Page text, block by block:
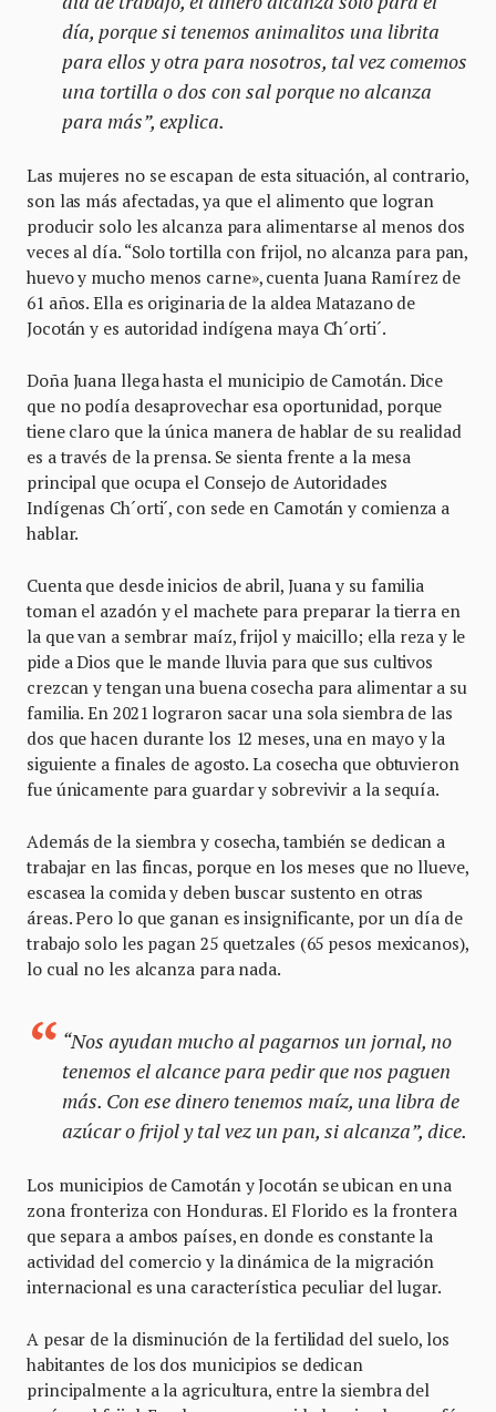
día, porque si tenemos animalitos una librita
para ellos y otra para nosotros, tal vez comemos
una tortilla o dos con sal porque no alcanza
para más”, explica.
Las mujeres no se escapan de esta situación, al contrario,
son las más afectadas, ya que el alimento que logran
producir solo les alcanza para alimentarse al menos dos
veces al día. “Solo tortilla con frijol, no alcanza para pan,
huevo y mucho menos carne», cuenta Juana Ramírez de
61 años. Ella es originaria de la aldea Matazano de
Jocotán y es autoridad indígena maya Ch´orti´.
Doña Juana llega hasta el municipio de Camotán. Dice
que no podía desaprovechar esa oportunidad, porque
tiene claro que la única manera de hablar de su realidad
es a través de la prensa. Se sienta frente a la mesa
principal que ocupa el Consejo de Autoridades
Indígenas Ch´orti´, con sede en Camotán y comienza a
hablar.
Cuenta que desde inicios de abril, Juana y su familia
toman el azadón y el machete para preparar la tierra en
la que van a sembrar maíz, frijol y maicillo; ella reza y le
pide a Dios que le mande lluvia para que sus cultivos
crezcan y tengan una buena cosecha para alimentar a su
familia. En 2021 lograron sacar una sola siembra de las
dos que hacen durante los 12 meses, una en mayo y la
siguiente a finales de agosto. La cosecha que obtuvieron
fue únicamente para guardar y sobrevivir a la sequía.
Además de la siembra y cosecha, también se dedican a
trabajar en las fincas, porque en los meses que no llueve,
escasea la comida y deben buscar sustento en otras
áreas. Pero lo que ganan es insignificante, por un día de
trabajo solo les pagan 25 quetzales (65 pesos mexicanos),
lo cual no les alcanza para nada.
“Nos ayudan mucho al pagarnos un jornal, no
tenemos el alcance para pedir que nos paguen
más. Con ese dinero tenemos maíz, una libra de
azúcar o frijol y tal vez un pan, si alcanza”, dice.
Los municipios de Camotán y Jocotán se ubican en una
zona fronteriza con Honduras. El Florido es la frontera
que separa a ambos países, en donde es constante la
actividad del comercio y la dinámica de la migración
internacional es una característica peculiar del lugar.
A pesar de la disminución de la fertilidad del suelo, los
habitantes de los dos municipios se dedican
principalmente a la agricultura, entre la siembra del